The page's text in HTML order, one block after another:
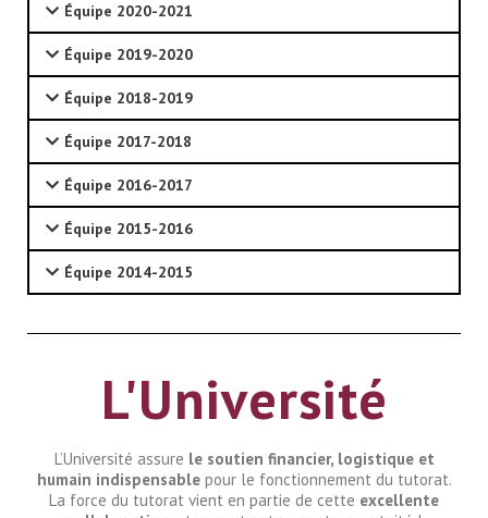
Équipe 2020-2021
Équipe 2019-2020
Équipe 2018-2019
Équipe 2017-2018
Équipe 2016-2017
Équipe 2015-2016
Équipe 2014-2015
L'Université
L’Université assure le soutien financier, logistique et
humain indispensablepour le fonctionnement du tutorat.
La force du tutorat vient en partie de cette excellente